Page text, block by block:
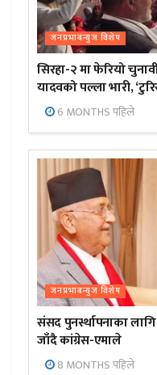
जनप्रभाबन्युज विशेष
सिरहा-२ मा फेरियो
यादवको पल्ला भारी,
6 MONTHS पहिले
जनप्रभाबन्युज विशेष
संसद पुनर्स्थापनाका
जाँदै कांग्रेस-एमाले
8 MONTHS पहिले